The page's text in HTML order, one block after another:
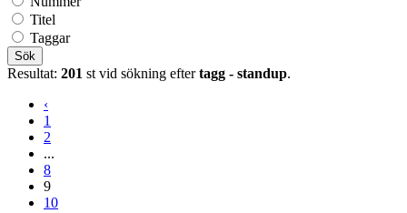
Titel
Taggar
Sök
Resultat: 201 st vid sökning eftertagg - standup.
‹
1
2
...
8
9
10